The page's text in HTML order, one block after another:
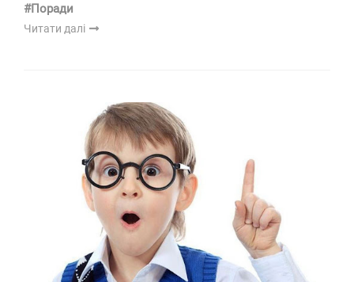
#Поради
Читати далі